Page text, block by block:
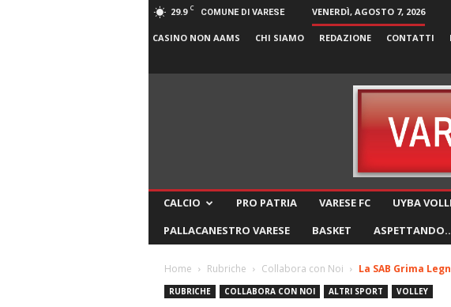
29.9 C COMUNE DI VARESE VENERDÌ, AGOSTO 7, 2026
CASINO NON AAMS CHI SIAMO REDAZIONE CONTATTI
CALCIO PRO PATRIA VARESE FC UYBA
PALLACANESTRO VARESE
BASKET
Home Rubriche Collabora con Noi La SAB Grima
RUBRICHE COLLABORA CON NOI ALTRI SPORT VOLLEY